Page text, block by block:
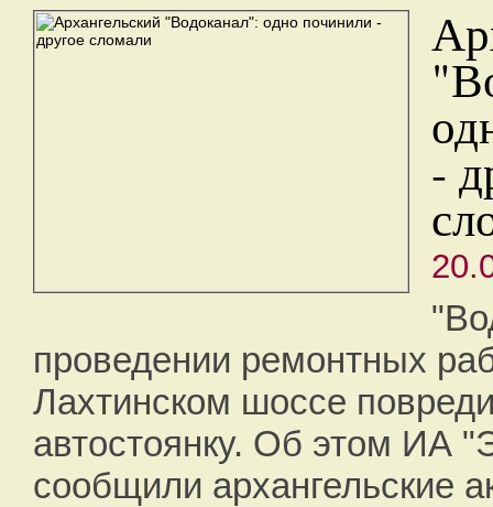
-
проведении ремонтных
Лахтинском шоссе
автостоянку. Об этом ИА
сообщили архангельские